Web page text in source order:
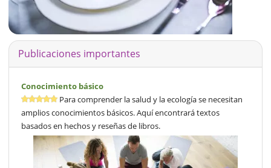
Publicaciones importantes
Conocimiento básico
Para comprender la salud y la ecología se necesitan
amplios conocimientos básicos. Aquí encontrará textos
basados en hechos y reseñas de libros.